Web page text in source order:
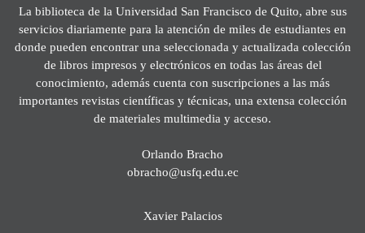
La biblioteca de la Universidad San Francisco de Quito, abre sus
servicios diariamente para la atención de miles de estudiantes en
donde pueden encontrar una seleccionada y actualizada colección
de libros impresos y electrónicos en todas las áreas del
conocimiento, además cuenta con suscripciones a las más
importantes revistas científicas y técnicas, una extensa colección
de materiales multimedia y acceso.
Orlando Bracho
obracho@usfq.edu.ec
Xavier Palacios